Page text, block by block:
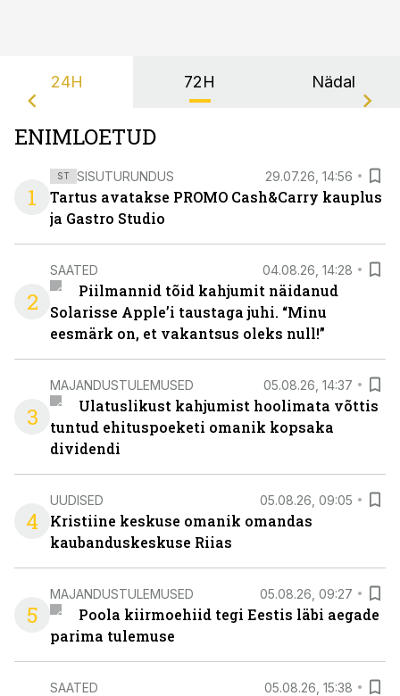
24H 72H Nädal
ENIMLOETUD
1
ST SISUTURUNDUS 29.07.26, 14:56
Tartus avatakse PROMO Cash&Carry kauplus
ja Gastro Studio
2
SAATED 04.08.26, 14:28
Piilmannid tõid kahjumit näidanud
Solarisse Apple’i taustaga juhi. “Minu
eesmärk on, et vakantsus oleks null!”
3
MAJANDUSTULEMUSED 05.08.26, 14:37
Ulatuslikust kahjumist hoolimata võttis
tuntud ehituspoeketi omanik kopsaka
dividendi
4
UUDISED 05.08.26, 09:05
Kristiine keskuse omanik omandas
kaubanduskeskuse Riias
5
MAJANDUSTULEMUSED 05.08.26, 09:27
Poola kiirmoehiid tegi Eestis läbi aegade
parima tulemuse
SAATED 05.08.26, 15:38